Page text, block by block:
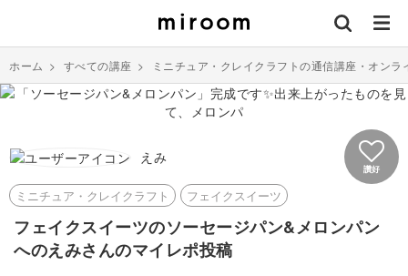
ホーム > すべての講座 > ミニチュア・クレイクラフトの通信講座・オンラ
えみ
讚好
ミニチュア・クレイクラフト フェイクスイーツ
フェイクスイーツのソーセージパン&メロンパン
へのえみさんのマイレポ投稿